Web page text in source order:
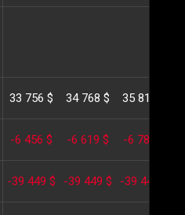
33 756 $ 34 768 $ 35 811 $
-6 456 $ -6 619 $ -6 788 $
-39 449 $ -39 449 $ -39 449 $